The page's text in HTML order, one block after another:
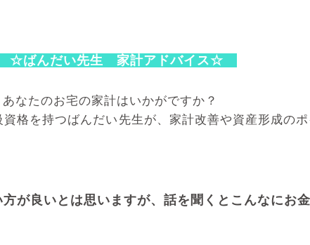
☆ばんだい先生 家計アドバイス☆
あなたのお宅の家計はいかがですか？
格を持つばんだい先生が、家計改善や資産形成のポ
が良いとは思いますが、話を聞くとこんなにお